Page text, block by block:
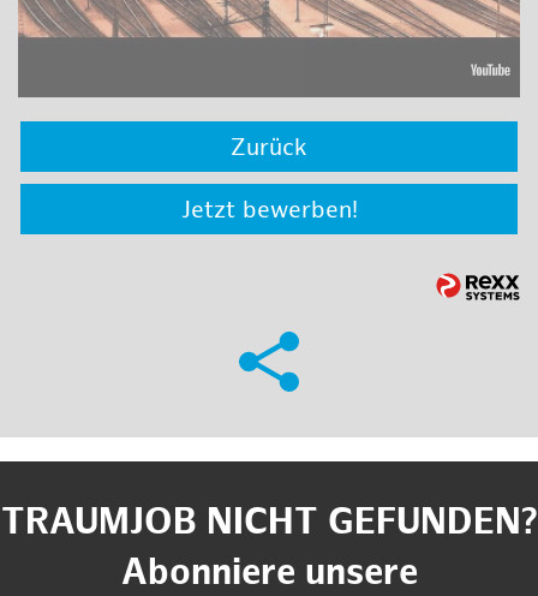
Zurück
Jetzt bewerben!
TRAUMJOB NICHT GEFUNDEN?
Abonniere unsere